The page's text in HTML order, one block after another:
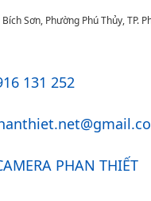
Sơn, Phường Phú Thủy, TP.
131 252
PHAN THIẾT